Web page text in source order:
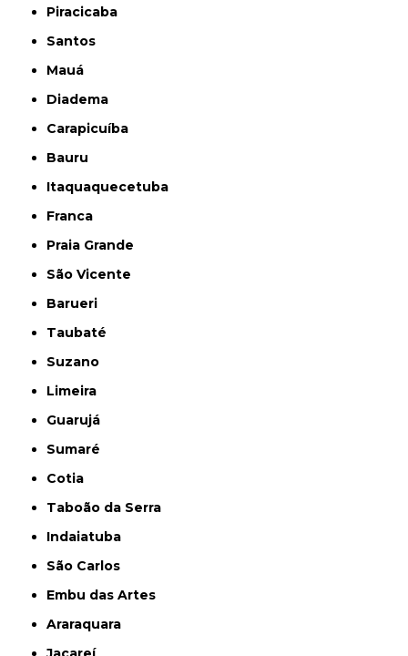
Piracicaba
Santos
Mauá
Diadema
Carapicuíba
Bauru
Itaquaquecetuba
Franca
Praia Grande
São Vicente
Barueri
Taubaté
Suzano
Limeira
Guarujá
Sumaré
Cotia
Taboão da Serra
Indaiatuba
São Carlos
Embu das Artes
Araraquara